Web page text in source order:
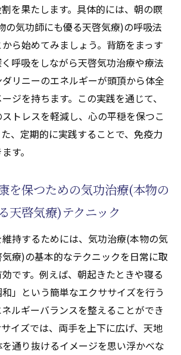
トレスを軽減するための気功治療
功師にも優る天啓気療)とチャクラ
グ
や療法で活性化するクンダリニー
物の気功師にも優る天啓気療)で
安定と健康の向上
を得るための気功治療(本物の気功
る天啓気療)の実践
治療や療法で活性化するクンダリ
(本物の気功師にも優る天啓気療)に
タルヘルスのサポート
ランスを取るための天啓気功治療
活性化するクンダリニー活用法
フリーな生活を実現する気功治療
功師にも優る天啓気療)と天啓気功
法で活性化するクンダリニー
と健康を保つための天啓気功治療
活性化するエネルギー管理
を果たします。具体的には、朝の瞑
の気功師にも優る天啓気療)の呼吸法
ら始めてみましょう。背筋をまっす
呼吸をしながら天啓気功治療や療法
リニーのエネルギーが頭頂から体全
ジを持ちます。この実践を通じて、
トレスを軽減し、心の平穏を保つこ
、定期的に実践することで、免疫力
す。
を保つための気功治療(本物の
天啓気療)テクニック
持するためには、気功治療(本物の気
療)の基本的なテクニックを日常に取
です。例えば、朝起きたときや寝る
」という簡単なエクササイズを行う
ルギーバランスを整えることができ
イズでは、両手を上下に広げ、天地
通り抜けるイメージを思い浮かべな